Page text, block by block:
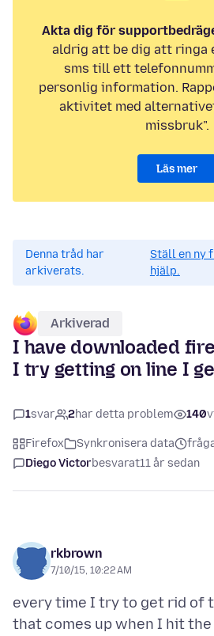
Akta dig för
aldrig att be dig att ringa
sms till ett
personlig information.
aktivitet med
missbruk".
Läs mer
Denna tråd har
arkiverats.
Ställ en ny
hjälp.
Arkiverad
I have downloaded
I try getting on line I
1svar 2har detta problem 140
Firefox Synkronisera data
Diego Victorbesvarat11 år sedan
rkbrown
7/10/15, 10:22 AM
every time I try to get rid of
that comes up when I hit